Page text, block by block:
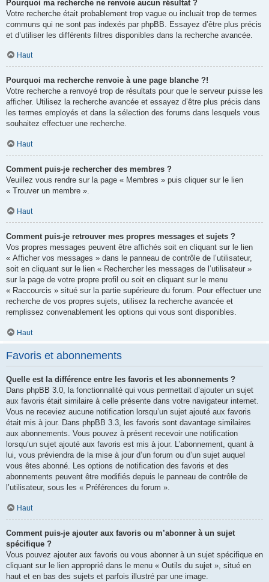
Pourquoi ma recherche ne renvoie aucun résultat ?
Votre recherche était probablement trop vague ou incluait trop de termes
communs qui ne sont pas indexés par phpBB. Essayez d’être plus précis
et d’utiliser les différents filtres disponibles dans la recherche avancée.
Haut
Pourquoi ma recherche renvoie à une page blanche ?!
Votre recherche a renvoyé trop de résultats pour que le serveur puisse les
afficher. Utilisez la recherche avancée et essayez d’être plus précis dans
les termes employés et dans la sélection des forums dans lesquels vous
souhaitez effectuer une recherche.
Haut
Comment puis-je rechercher des membres ?
Veuillez vous rendre sur la page « Membres » puis cliquer sur le lien
« Trouver un membre ».
Haut
Comment puis-je retrouver mes propres messages et sujets ?
Vos propres messages peuvent être affichés soit en cliquant sur le lien
« Afficher vos messages » dans le panneau de contrôle de l’utilisateur,
soit en cliquant sur le lien « Rechercher les messages de l’utilisateur »
sur la page de votre propre profil ou soit en cliquant sur le menu
« Raccourcis » situé sur la partie supérieure du forum. Pour effectuer une
recherche de vos propres sujets, utilisez la recherche avancée et
remplissez convenablement les options qui vous sont disponibles.
Haut
Favoris et abonnements
Quelle est la différence entre les favoris et les abonnements ?
Dans phpBB 3.0, la fonctionnalité qui vous permettait d’ajouter un sujet
aux favoris était similaire à celle présente dans votre navigateur internet.
Vous ne receviez aucune notification lorsqu’un sujet ajouté aux favoris
était mis à jour. Dans phpBB 3.3, les favoris sont davantage similaires
aux abonnements. Vous pouvez à présent recevoir une notification
lorsqu’un sujet ajouté aux favoris est mis à jour. L’abonnement, quant à
lui, vous préviendra de la mise à jour d’un forum ou d’un sujet auquel
vous êtes abonné. Les options de notification des favoris et des
abonnements peuvent être modifiés depuis le panneau de contrôle de
l’utilisateur, sous les « Préférences du forum ».
Haut
Comment puis-je ajouter aux favoris ou m’abonner à un sujet
spécifique ?
Vous pouvez ajouter aux favoris ou vous abonner à un sujet spécifique en
cliquant sur le lien approprié dans le menu « Outils du sujet », situé en
haut et en bas des sujets et parfois illustré par une image.